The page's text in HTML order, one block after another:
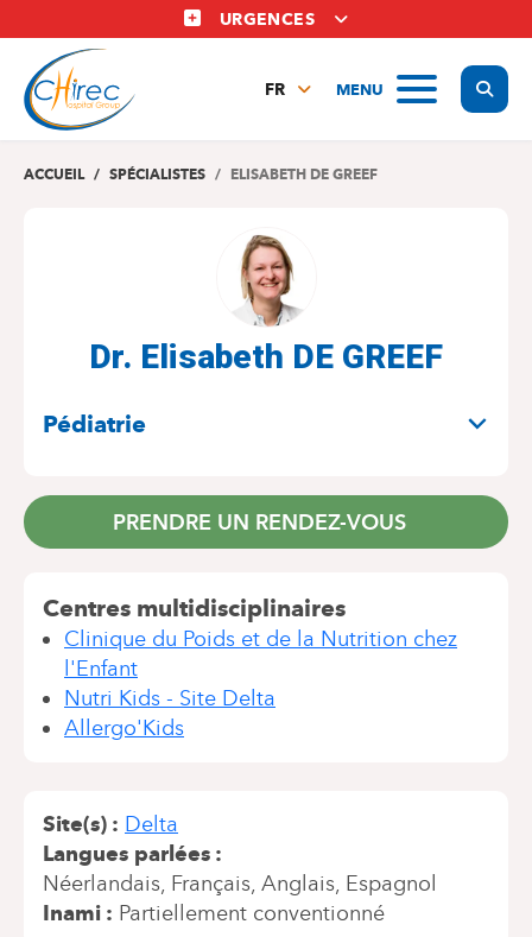
au
contenu
principal
URGENCES
MENU
FR
EN
ACCUEIL SPÉCIALISTES ELISABETH DE GREEF
Dr. Elisabeth DE GREEF
Pédiatrie
PRENDRE UN RENDEZ-VOUS
Centres multidisciplinaires
Clinique du Poids et de la Nutrition chez
l'Enfant
Nutri Kids - Site Delta
Allergo'Kids
Site(s)
Delta
Langues parlées
Néerlandais Français Anglais Espagnol
Inami
Partiellement conventionné